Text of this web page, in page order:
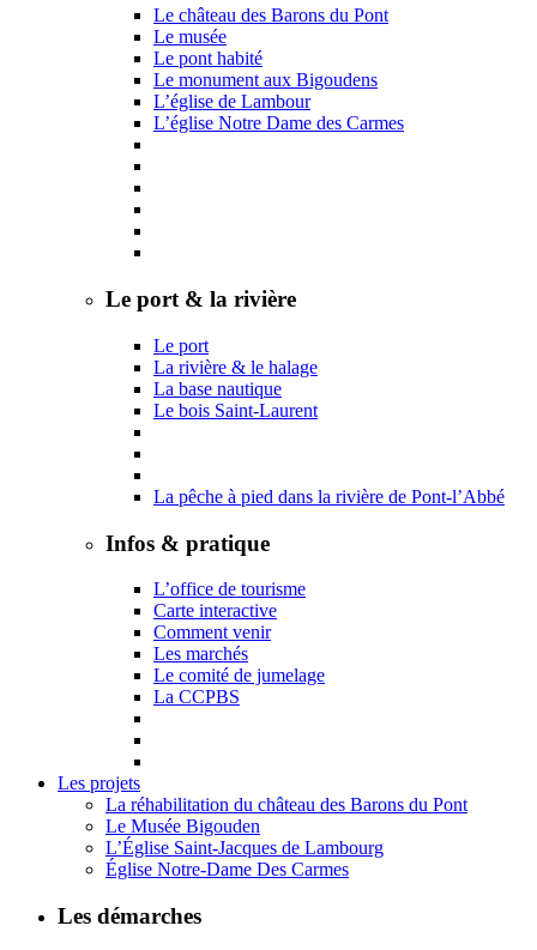
Le château des Barons du Pont
Le musée
Le pont habité
Le monument aux Bigoudens
L’église de Lambour
L’église Notre Dame des Carmes
Le port & la rivière
Le port
La rivière & le halage
La base nautique
Le bois Saint-Laurent
La pêche à pied dans la rivière de Pont-l’Abbé
Infos & pratique
L’office de tourisme
Carte interactive
Comment venir
Les marchés
Le comité de jumelage
La CCPBS
Les projets
La réhabilitation du château des Barons du Pont
Le Musée Bigouden
L’Église Saint-Jacques de Lambourg
Église Notre-Dame Des Carmes
Les démarches